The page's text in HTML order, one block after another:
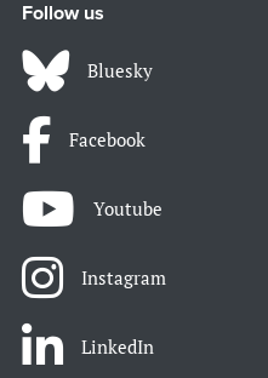
Follow us
Bluesky
Facebook
Youtube
Instagram
LinkedIn